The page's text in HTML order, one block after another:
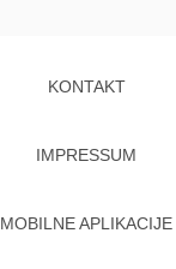
KONTAKT
IMPRESSUM
MOBILNE APLIKACIJE